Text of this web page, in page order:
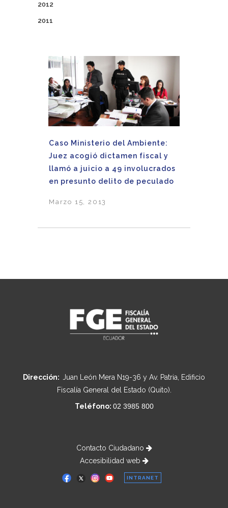
2012
2011
Caso Ministerio del Ambiente:
Juez acogió dictamen fiscal y
llamó a juicio a 49 involucrados
en presunto delito de peculado
Marzo 15, 2013
Dirección: Juan León Mera N19-36 y Av. Patria, Edificio
Fiscalía General del Estado (Quito).
Teléfono: 02 3985 800
Contacto Ciudadano
Accesibilidad web
INTRANET